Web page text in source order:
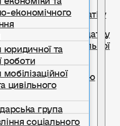
економічного
юридичної та
роботи
мобілізаційної
цивільного
група
соціального
єдиного податку
із сплати податку
від земельної
благоустрою
селищної
Положення про